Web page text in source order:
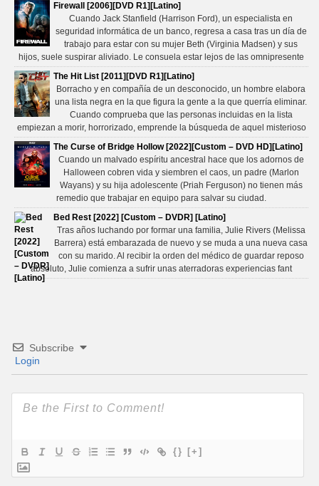
Firewall [2006][DVD R1][Latino]
Cuando Jack Stanfield (Harrison Ford), un especialista en
seguridad informática de un banco, regresa a casa tras un día de
trabajo para estar con su mujer Beth (Virginia Madsen) y sus
hijos, suele suspirar aliviado. Le consuela estar lejos de las omnipresente
The Hit List [2011][DVD R1][Latino]
Borracho y en compañía de un desconocido, un hombre elabora
una lista negra en la que figura la gente a la que querría eliminar.
Cuando comprueba que las personas incluidas en la lista
empiezan a morir, horrorizado, emprende la búsqueda de aquel misterioso
The Curse of Bridge Hollow [2022][Custom – DVD HD][Latino]
Cuando un malvado espíritu ancestral hace que los adornos de
Halloween cobren vida y siembren el caos, un padre (Marlon
Wayans) y su hija adolescente (Priah Ferguson) no tienen más
remedio que trabajar en equipo para salvar su ciudad.
Bed Rest [2022] [Custom – DVDR] [Latino]
Tras años luchando por formar una familia, Julie Rivers (Melissa
Barrera) está embarazada de nuevo y se muda a una nueva casa
con su marido. Al recibir la orden del médico de guardar reposo
absoluto, Julie comienza a sufrir unas aterradoras experiencias fant
Subscribe
Login
{} [+]